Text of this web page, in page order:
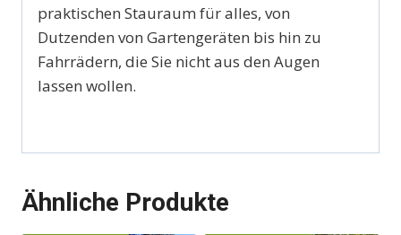
praktischen Stauraum für alles, von
Dutzenden von Gartengeräten bis hin zu
Fahrrädern, die Sie nicht aus den Augen
lassen wollen.
Ähnliche Produkte